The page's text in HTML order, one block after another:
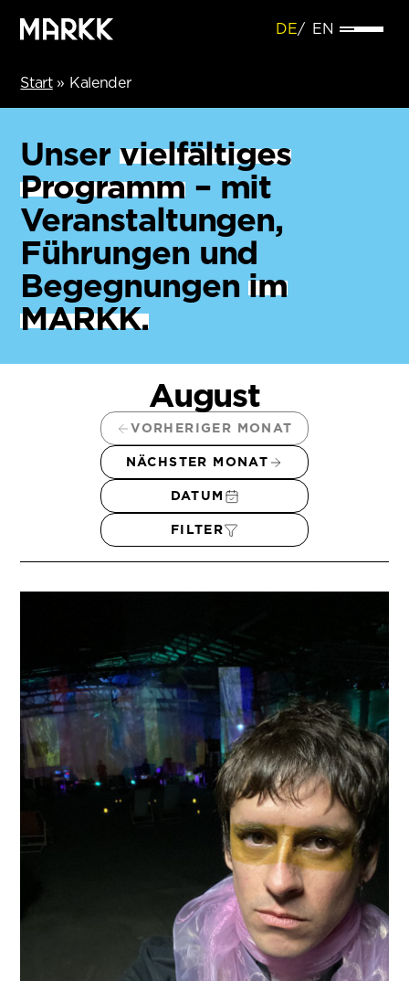
DE EN
Start» Kalender
Unser vielfältiges
Programm– mit
Veranstaltungen,
Führungen und
Begegnungenim
MARKK.
August
VORHERIGER MONAT
NÄCHSTER MONAT
DATUM
FILTER